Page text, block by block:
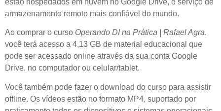
armazenamento remoto mais confiável do mundo.
Ao comprar o curso Operando DI na Prática | Rafael Agra,
você terá acesso a 4,13 GB de material educacional que
pode ser acessado online através da sua conta Google
Drive, no computador ou celular/tablet.
Você também pode fazer o download do curso para assistir
offline. Os vídeos estão no formato MP4, suportado por